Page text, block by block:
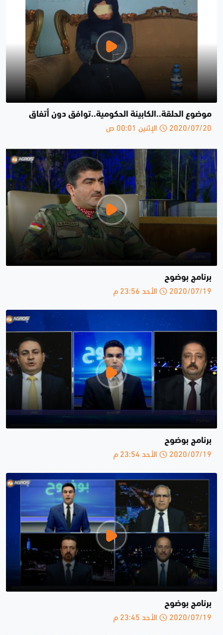
موضوع الحلقة..الكابينة الحكومية..توافق دون أتفاق
2020/07/20 الإثنين 00:01 ص
برنامج بوضوح
2020/07/19 الأحد 23:56 م
برنامج بوضوح
2020/07/19 الأحد 23:54 م
برنامج بوضوح
2020/07/19 الأحد 23:45 م